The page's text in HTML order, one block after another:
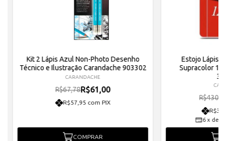
Kit 2 Lápis Azul Non-Photo Desenho
Técnico e Ilustração Carandache 903302
CARANDACHE
R$67,78R$61,00
R$57,95 com PIX
COMPRAR
Estojo Lápis
Supracolor 12
6 x de